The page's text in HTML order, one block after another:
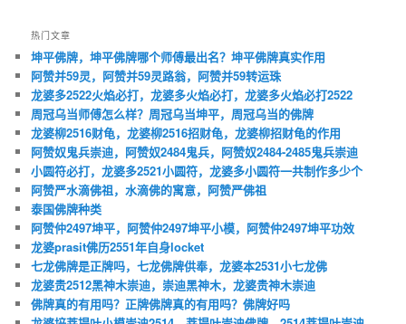
热门文章
坤平佛牌，坤平佛牌哪个师傅最出名？坤平佛牌真实作用
阿赞并59灵，阿赞并59灵路翁，阿赞并59转运珠
龙婆多2522火焰必打，龙婆多火焰必打，龙婆多火焰必打2522
周冠乌当师傅怎么样？周冠乌当坤平，周冠乌当的佛牌
龙婆柳2516财龟，龙婆柳2516招财龟，龙婆柳招财龟的作用
阿赞奴鬼兵崇迪，阿赞奴2484鬼兵，阿赞奴2484-2485鬼兵崇迪
小圆符必打，龙婆多2521小圆符，龙婆多小圆符一共制作多少个
阿赞严水滴佛祖，水滴佛的寓意，阿赞严佛祖
泰国佛牌种类
阿赞仲2497坤平，阿赞仲2497坤平小模，阿赞仲2497坤平功效
龙婆prasit佛历2551年自身locket
七龙佛牌是正牌吗，七龙佛牌供奉，龙婆本2531小七龙佛
龙婆贵2512黑神木崇迪，崇迪黑神木，龙婆贵神木崇迪
佛牌真的有用吗？正牌佛牌真的有用吗？佛牌好吗